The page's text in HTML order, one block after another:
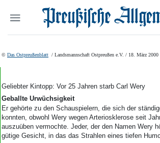
Politik
Panorama
Leben
Geschichte
Ostpreußen
Suchen und finden
© Das Ostpreußenblatt / Landsmannschaft Ostpreußen e.V. / 18. März 2000
Geliebter Kintopp: Vor 25 Jahren starb Carl Wery
Geballte Urwüchsigkeit
Er gehörte zu den Schauspielern, die sich der
konnten, obwohl Wery wegen Arteriosklerose seit
auszuüben vermochte. Jeder, der den Namen Wery
gütige Gesicht, in das das Strahlen eines tiefen